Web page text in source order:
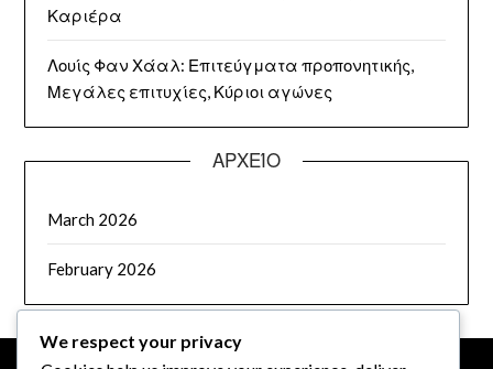
Καριέρα
Λουίς Φαν Χάαλ: Επιτεύγματα προπονητικής,
Μεγάλες επιτυχίες, Κύριοι αγώνες
ΑΡΧΕΊΟ
March 2026
February 2026
We respect your privacy